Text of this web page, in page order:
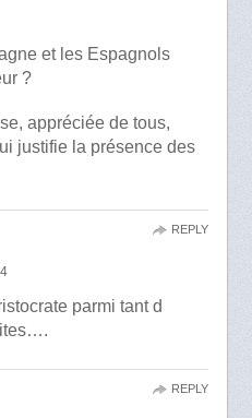
et les Espagnols
?
appréciée de tous,
justifie la présence des
parmi tant d
REPLY
REPLY